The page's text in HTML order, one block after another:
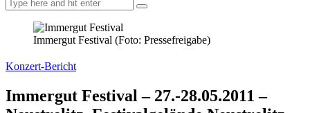
Immergut Festival (Foto: Pressefreigabe)
Konzert-Bericht
Immergut Festival – 27.-28.05.2011 –